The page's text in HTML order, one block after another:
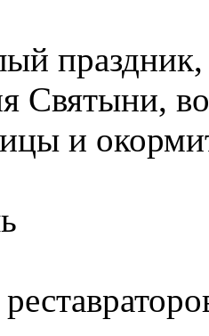
Святыни,
и